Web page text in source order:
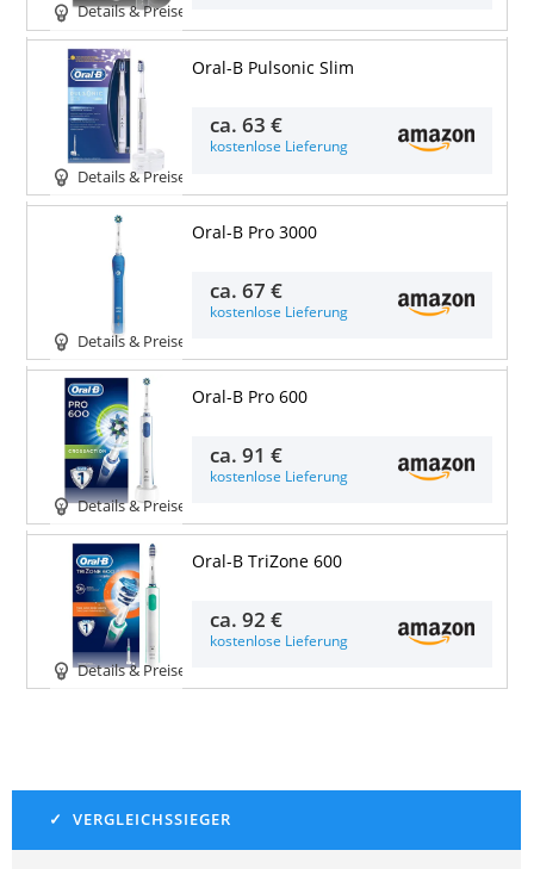
Details & Preise
Details & Preise
Oral-B Pulsonic Slim
ca.63 €
kostenlose Lieferung
Details & Preise
Oral-B Pro 3000
ca.67 €
kostenlose Lieferung
Details & Preise
Oral-B Pro 600
ca.91 €
kostenlose Lieferung
Details & Preise
Oral-B TriZone 600
ca.92 €
kostenlose Lieferung